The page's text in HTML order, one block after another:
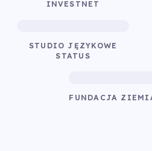
INVESTNET
STUDIO JĘZYKOWE
STATUS
FUNDACJA